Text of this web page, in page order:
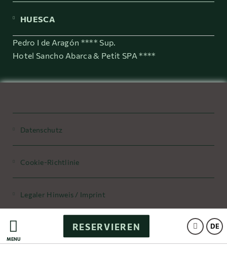
MENÜ
DE
RESERVIEREN
HUESCA
Pedro I de Aragón **** Sup.
Hotel Sancho Abarca & Petit SPA ****
Datenschutz
Cookie-Richtlinie
Legaler Hinweis / Imprint